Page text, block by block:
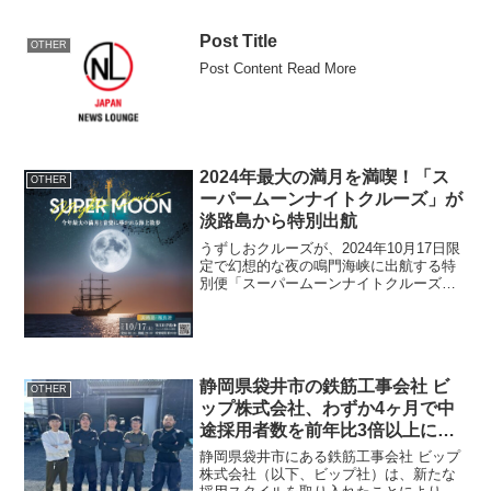
SUSUKINO店」を2024年1月31日(水)にオ
OTHER Post Title
Post Content Read More
OTHER
2024年最大の満月を満喫！「ス
ーパームーンナイトクルーズ」が
淡路島から特別出航
うずしおクルーズが、2024年10月17日限
定で幻想的な夜の鳴門海峡に出航する特
別便「スーパームーンナイトクルーズ」
OTHER
静岡県袋井市の鉄筋工事会社 ビ
ップ株式会社、わずか4ヶ月で中
途採用者数を前年比3倍以上に増
やすことに成功
静岡県袋井市にある鉄筋工事会社 ビップ
株式会社（以下、ビップ社）は、新たな